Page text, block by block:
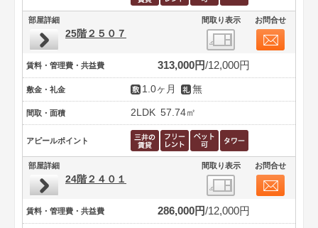
部屋詳細 間取り表示 お問合せ
25階２５０７
賃料・管理費・共益費 313,000円 12,000円
敷金・礼金 1.0ヶ月 無
間取・面積 2LDK 57.74㎡
アピールポイント
部屋詳細 間取り表示 お問合せ
24階２４０１
賃料・管理費・共益費 286,000円 12,000円